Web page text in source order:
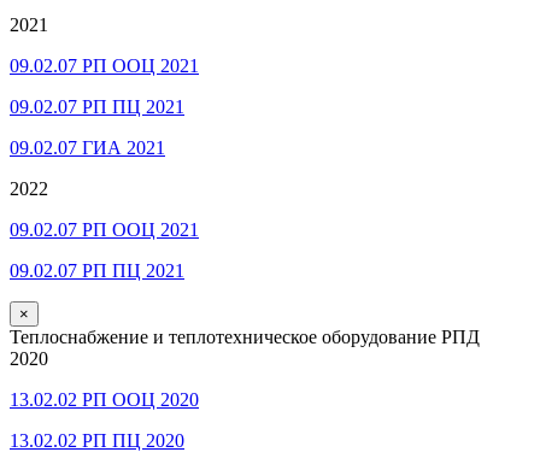
2021
09.02.07 РП ООЦ 2021
09.02.07 РП ПЦ 2021
09.02.07 ГИА 2021
2022
09.02.07 РП ООЦ 2021
09.02.07 РП ПЦ 2021
×
Теплоснабжение и теплотехническое оборудование РПД
2020
13.02.02 РП ООЦ 2020
13.02.02 РП ПЦ 2020